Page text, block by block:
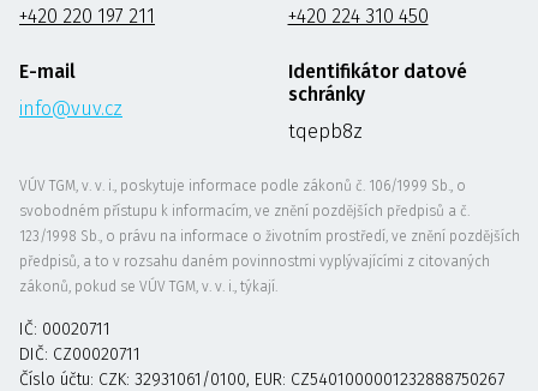
+420 220 197 211
E-mail
info@vuv.cz
+420 224 310 450
Identifikátor datové
schránky
tqepb8z
VÚV TGM, v. v. i., poskytuje informace podle zákonů č. 106/1999 Sb., o
svobodném přístupu k informacím, ve znění pozdějších předpisů a č.
123/1998 Sb., o právu na informace o životním prostředí, ve znění pozdějších
předpisů, a to v rozsahu daném povinnostmi vyplývajícími z citovaných
zákonů, pokud se VÚV TGM, v. v. i., týkají.
IČ: 00020711
DIČ: CZ00020711
Číslo účtu: CZK: 32931061/0100, EUR: CZ5401000001232888750267